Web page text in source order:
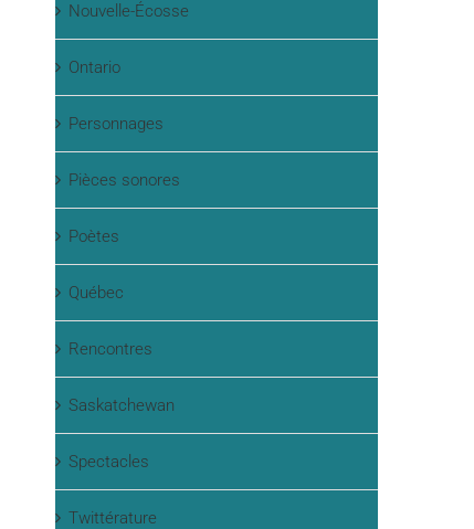
Nouvelle-Écosse
Ontario
Personnages
Pièces sonores
Poètes
Québec
Rencontres
Saskatchewan
Spectacles
Twittérature